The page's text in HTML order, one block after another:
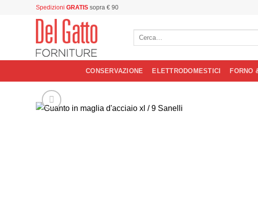
Spedizioni GRATIS sopra € 90
Cerca:
CONSERVAZIONE ELETTRODOMESTICI FORNO